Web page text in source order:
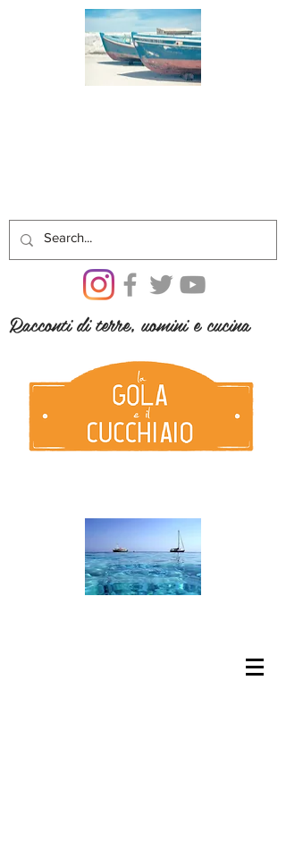
Racconti di terre, uomini e cucina